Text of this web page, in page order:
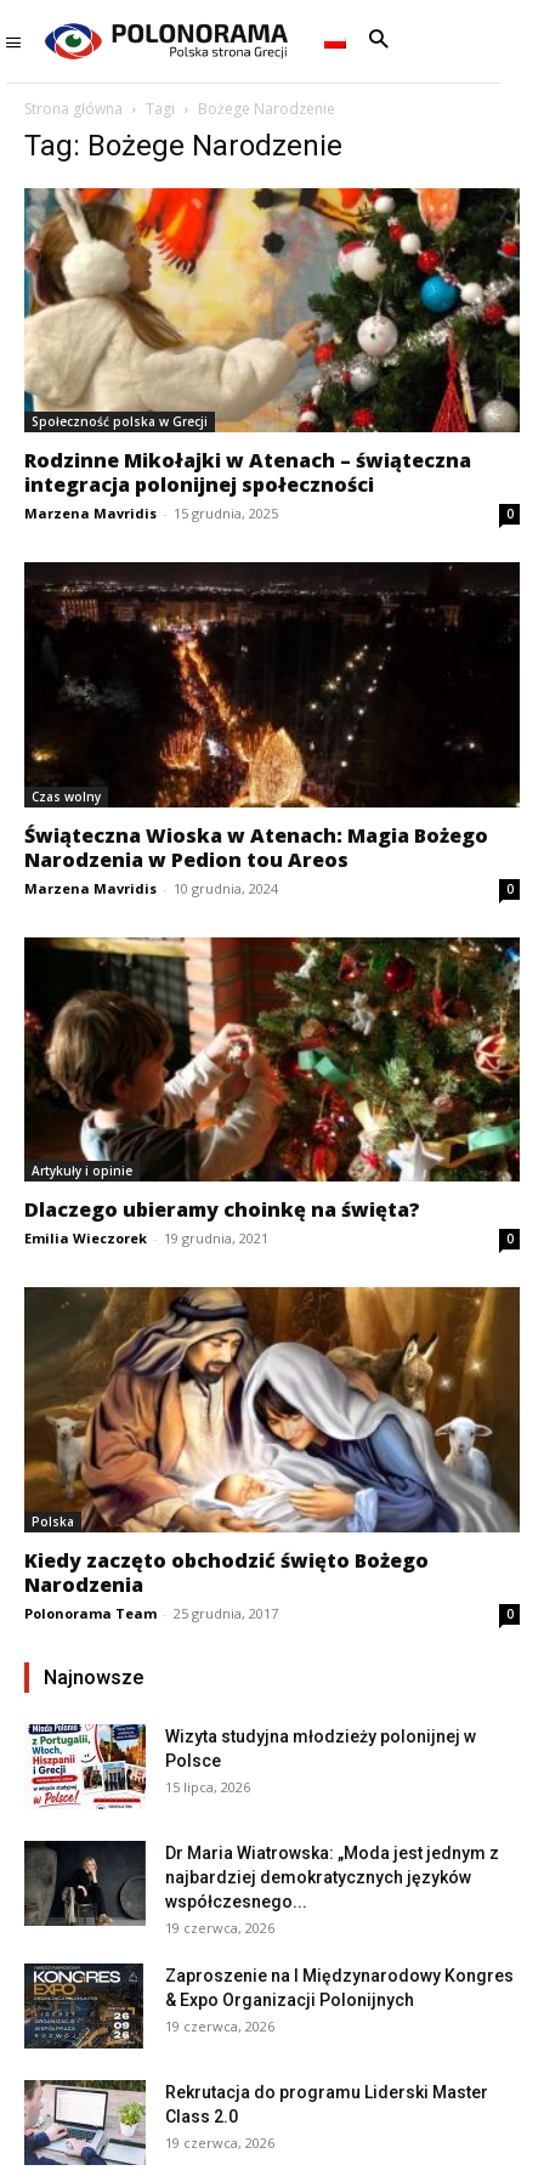
Strona główna Tagi Bożege Narodzenie
Tag: Bożege Narodzenie
Społeczność polska w Grecji
Rodzinne Mikołajki w Atenach – świąteczna
integracja polonijnej społeczności
Marzena Mavridis - 15 grudnia, 2025 0
Czas wolny
Świąteczna Wioska w Atenach: Magia Bożego
Narodzenia w Pedion tou Areos
Marzena Mavridis - 10 grudnia, 2024 0
Artykuły i opinie
Dlaczego ubieramy choinkę na święta?
Emilia Wieczorek - 19 grudnia, 2021 0
Polska
Kiedy zaczęto obchodzić święto Bożego
Narodzenia
Polonorama Team - 25 grudnia, 2017 0
Najnowsze
Wizyta studyjna młodzieży polonijnej w
Polsce
15 lipca, 2026
Dr Maria Wiatrowska: „Moda jest jednym z
najbardziej demokratycznych języków
współczesnego...
19 czerwca, 2026
Zaproszenie na I Międzynarodowy Kongres
& Expo Organizacji Polonijnych
19 czerwca, 2026
Rekrutacja do programu Liderski Master
Class 2.0
19 czerwca, 2026